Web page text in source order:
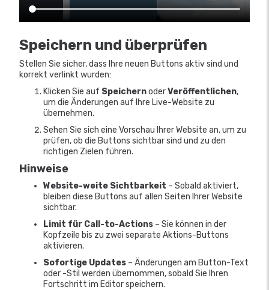
Speichern und überprüfen
Stellen Sie sicher, dass Ihre neuen Buttons aktiv sind und
korrekt verlinkt wurden:
Klicken Sie auf SpeichernoderVeröffentlichen,
um die Änderungen auf Ihre Live-Website zu
übernehmen.
Sehen Sie sich eine Vorschau Ihrer Website an, um zu
prüfen, ob die Buttons sichtbar sind und zu den
richtigen Zielen führen.
Hinweise
Website-weite Sichtbarkeit – Sobald aktiviert,
bleiben diese Buttons auf allen Seiten Ihrer Website
sichtbar.
Limit für Call-to-Actions – Sie können in der
Kopfzeile bis zu zwei separate Aktions-Buttons
aktivieren.
Sofortige Updates – Änderungen am Button-Text
oder -Stil werden übernommen, sobald Sie Ihren
Fortschritt im Editor speichern.